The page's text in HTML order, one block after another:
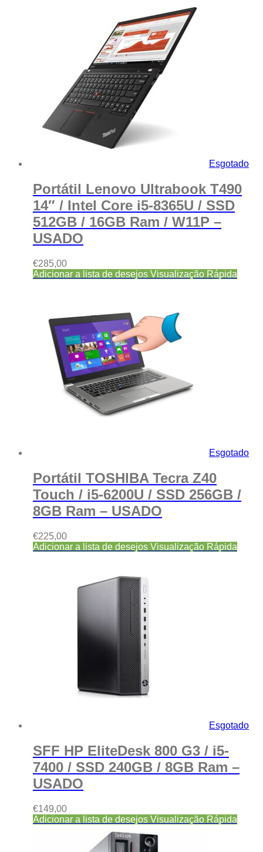
Esgotado
Portátil Lenovo Ultrabook T490
14″ / Intel Core i5-8365U / SSD
512GB / 16GB Ram / W11P –
USADO
€285,00
Adicionar a lista de desejos Visualização Rápida
Esgotado
Portátil TOSHIBA Tecra Z40
Touch / i5-6200U / SSD 256GB /
8GB Ram – USADO
€225,00
Adicionar a lista de desejos Visualização Rápida
Esgotado
SFF HP EliteDesk 800 G3 / i5-
7400 / SSD 240GB / 8GB Ram –
USADO
€149,00
Adicionar a lista de desejos Visualização Rápida